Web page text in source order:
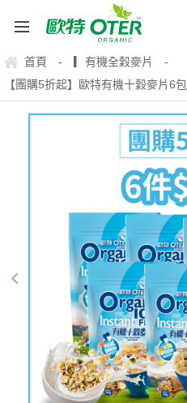
首頁 - ▎有機全穀麥片 -
【團購5折起】歐特有機十穀麥片6包